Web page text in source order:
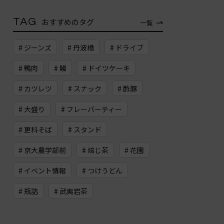
TAG おすすめのタグ 一覧
# ジーンズ # 丹波橋 # ドライブ
# 鴨肉 # 鰻 # ドイツケーキ
# カツレツ # スナック # 酢豚
# 大盛り # フレーバーティー
# 更科そば # スタンド
# 京大農学部前 # 焙じ茶 # 花園
# イベント情報 # つけうどん
# 瓶詰 # 武夷岩茶